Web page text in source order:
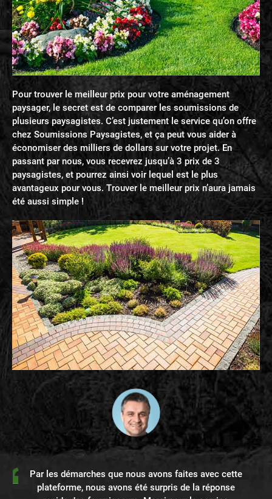
Pour trouver le meilleur prix pour votre aménagement
paysager, le secret est de comparer les soumissions de
plusieurs paysagistes. C’est justement le service qu’on offre
chez Soumissions Paysagistes, et ça peut vous aider à
économiser des milliers de dollars sur votre projet. En
passant par nous, vous recevrez jusqu’à 3 prix de 3
paysagistes, et pourrez ainsi voir lequel est le plus
avantageux pour vous. Trouver le meilleur prix n’aura jamais
été aussi simple !
Par les démarches que nous avons faites avec cette
plateforme, nous avons été surpris de la réponse